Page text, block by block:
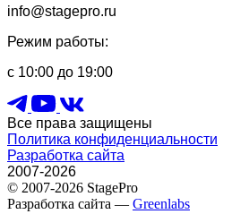
info@stagepro.ru
Режим работы:
с 10:00 до 19:00
Все права защищены
Политика конфиденциальности
Разработка сайта
2007-2026
© 2007-2026 StagePro
Разработка сайта — Greenlabs